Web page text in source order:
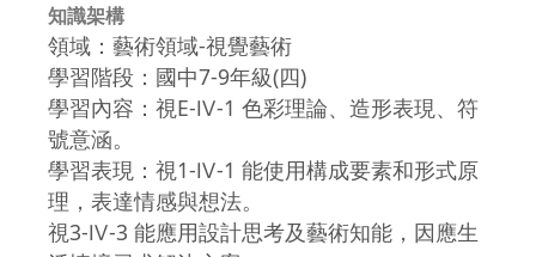
知識架構
領域：藝術領域-視覺藝術
學習階段：國中7-9年級(四)
學習內容：視E-Ⅳ-1 色彩理論、造形表現、符
號意涵。
學習表現：視1-Ⅳ-1 能使用構成要素和形式原
理，表達情感與想法。
視3-Ⅳ-3 能應用設計思考及藝術知能，因應生